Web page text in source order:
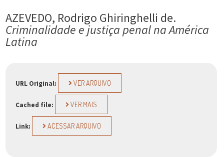
AZEVEDO, Rodrigo Ghiringhelli de.
Criminalidade e justiça penal na América
Latina
URL Original: VER ARQUIVO
Cached file: VER MAIS
Link: ACESSAR ARQUIVO